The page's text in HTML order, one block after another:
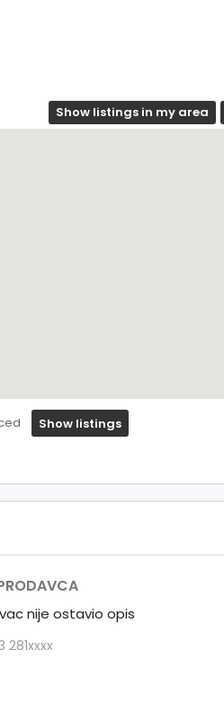
Show listings in my area
Show listings
nije ostavio opis
281xxxx